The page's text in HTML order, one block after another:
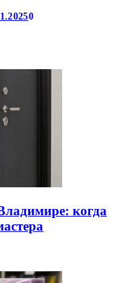
0
когда